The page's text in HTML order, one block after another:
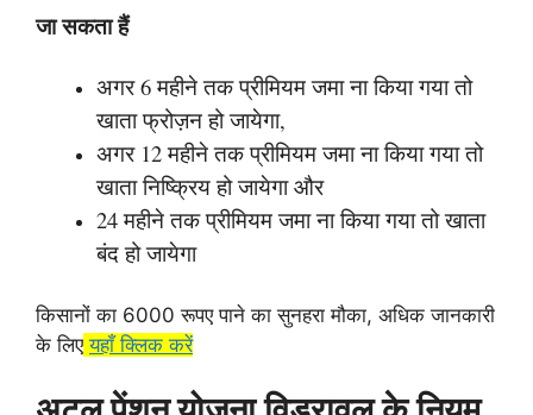
जा सकता हैं
अगर 6 महीने तक प्रीमियम जमा ना किया गया तो
खाता फ्रोज़न हो जायेगा,
अगर 12 महीने तक प्रीमियम जमा ना किया गया तो
खाता निष्क्रिय हो जायेगा और
24 महीने तक प्रीमियम जमा ना किया गया तो खाता
बंद हो जायेगा
किसानों का 6000 रूपए पाने का सुनहरा मौका, अधिक जानकारी
के लिए यहाँ क्लिक करें